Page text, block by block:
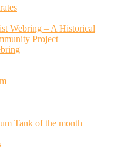
Webring – A Historical
Project
Tank of the month